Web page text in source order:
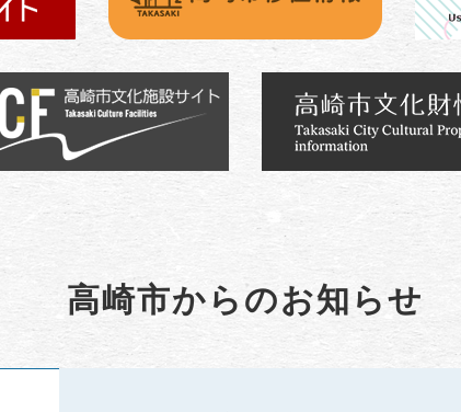
高崎市からのお知らせ